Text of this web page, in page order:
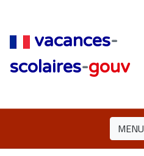
vacances-
scolaires-gouv
MENU